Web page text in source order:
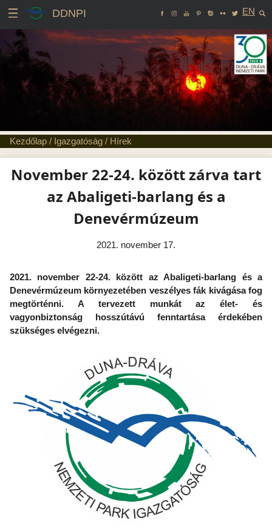
DDNPI EN
Kezdőlap / Igazgatóság / Hírek
November 22-24. között zárva tart
az Abaligeti-barlang és a
Denevérmúzeum
2021. november 17.
2021. november 22-24. között az Abaligeti-barlang és a
Denevérmúzeum környezetében veszélyes fák kivágása fog
megtörténni. A tervezett munkát az élet- és
vagyonbiztonság hosszútávú fenntartása érdekében
szükséges elvégezni.